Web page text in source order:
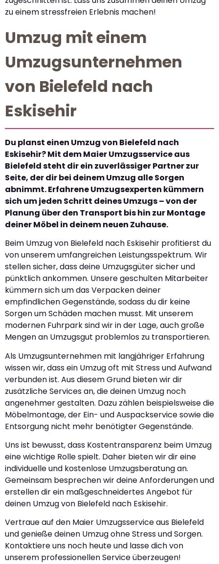
zu einem stressfreien Erlebnis machen!
Umzug mit einem
Umzugsunternehmen
von Bielefeld nach
Eskisehir
Du planst einen Umzug von Bielefeld nach
Eskisehir? Mit dem Maier Umzugsservice aus
Bielefeld steht dir ein zuverlässiger Partner zur
Seite, der dir bei deinem Umzug alle Sorgen
abnimmt. Erfahrene Umzugsexperten kümmern
sich um jeden Schritt deines Umzugs – von der
Planung über den Transport bis hin zur Montage
deiner Möbel in deinem neuen Zuhause.
Beim Umzug von Bielefeld nach Eskisehir profitierst du
von unserem umfangreichen Leistungsspektrum. Wir
stellen sicher, dass deine Umzugsgüter sicher und
pünktlich ankommen. Unsere geschulten Mitarbeiter
kümmern sich um das Verpacken deiner
empfindlichen Gegenstände, sodass du dir keine
Sorgen um Schäden machen musst. Mit unserem
modernen Fuhrpark sind wir in der Lage, auch große
Mengen an Umzugsgut problemlos zu transportieren.
Als Umzugsunternehmen mit langjähriger Erfahrung
wissen wir, dass ein Umzug oft mit Stress und Aufwand
verbunden ist. Aus diesem Grund bieten wir dir
zusätzliche Services an, die deinen Umzug noch
angenehmer gestalten. Dazu zählen beispielsweise die
Möbelmontage, der Ein- und Auspackservice sowie die
Entsorgung nicht mehr benötigter Gegenstände.
Uns ist bewusst, dass Kostentransparenz beim Umzug
eine wichtige Rolle spielt. Daher bieten wir dir eine
individuelle und kostenlose Umzugsberatung an.
Gemeinsam besprechen wir deine Anforderungen und
erstellen dir ein maßgeschneidertes Angebot für
deinen Umzug von Bielefeld nach Eskisehir.
Vertraue auf den Maier Umzugsservice aus Bielefeld
und genieße deinen Umzug ohne Stress und Sorgen.
Kontaktiere uns noch heute und lasse dich von
unserem professionellen Service überzeugen!